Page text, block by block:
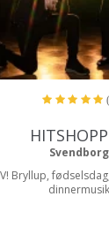
Svendborg
Bryllup,
dinnermusik